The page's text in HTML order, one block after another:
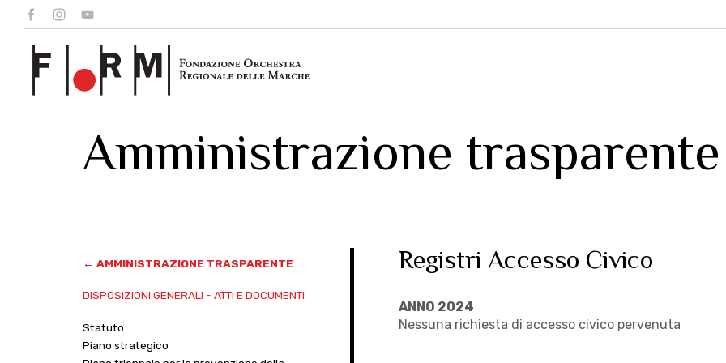
Amministrazione trasparente
← AMMINISTRAZIONE TRASPARENTE
DISPOSIZIONI GENERALI - ATTI E DOCUMENTI
Statuto
Piano strategico
Registri Accesso Civico
ANNO 2024
Nessuna richiesta di accesso civico pervenuta